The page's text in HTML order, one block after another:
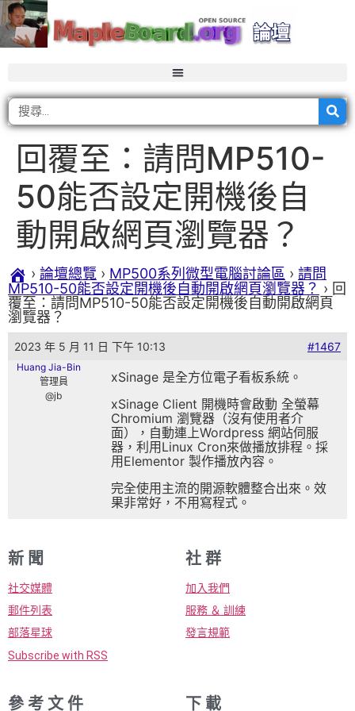
回覆至：請問MP510-
50能否設定開機後自
動開啟網頁瀏覽器？
› 論壇總覽 › MP500系列微型電腦討論區 › 請問
MP510-50能否設定開機後自動開啟網頁瀏覽器？ › 回
覆至：請問MP510-50能否設定開機後自動開啟網頁
瀏覽器？
2023 年 5 月 11 日 下午 10:13 #1467
Huang Jia-Bin
管理員
@jb
xSinage 是全方位電子看板系統。
xSinage Client 開機時會啟動 全螢幕
Chromium 瀏覽器（沒有使用者介
面），自動連上Wordpress 網站伺服
器，利用Linux Cron來做播放排程。採
用Elementor 製作播放內容。
完全使用主流的開源軟體整合出來。效
果非常好，不用寫程式。
新 聞
社交媒體
郵件列表
部落星球
Subscribe with RSS
社 群
加入我們
服務 ＆ 訓練
發言規範
參 考 文 件 下 載